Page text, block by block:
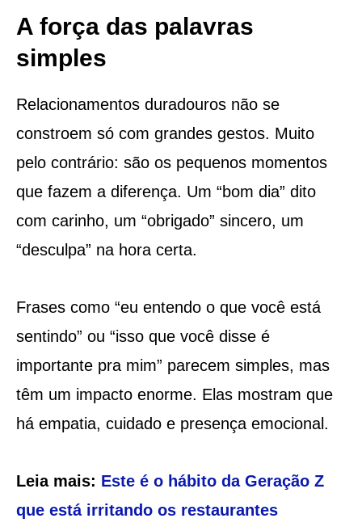
A força das palavras
simples
Relacionamentos duradouros não se
constroem só com grandes gestos. Muito
pelo contrário: são os pequenos momentos
que fazem a diferença. Um “bom dia” dito
com carinho, um “obrigado” sincero, um
“desculpa” na hora certa.
Frases como “eu entendo o que você está
sentindo” ou “isso que você disse é
importante pra mim” parecem simples, mas
têm um impacto enorme. Elas mostram que
há empatia, cuidado e presença emocional.
Leia mais: Este é o hábito da Geração Z
que está irritando os restaurantes